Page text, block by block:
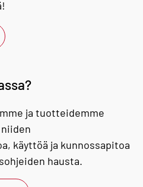
ja tuotteidemme
käyttöä ja kunnossapitoa
hausta.